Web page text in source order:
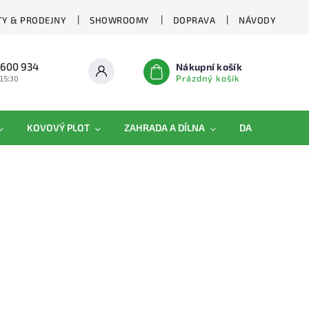
& PRODEJNY SHOWROOMY DOPRAVA NÁVODY
934 Nákupní košík
Prázdný košík
KOVOVÝ PLOT ZAHRADA A DÍLNA DAMIPLAST®